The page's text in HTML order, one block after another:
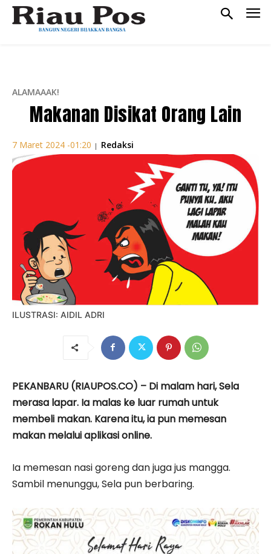
ALAMAAAK!
Makanan Disikat Orang Lain
7 Maret 2024 -01:20 | Redaksi
ILUSTRASI: AIDIL ADRI
PEKANBARU (RIAUPOS.CO) – Di malam hari, Sela
merasa lapar. Ia malas ke luar rumah untuk
membeli makan. Karena itu, ia pun memesan
makan melalui aplikasi online.
Ia memesan nasi goreng dan juga jus mangga.
Sambil menunggu, Sela pun berbaring.